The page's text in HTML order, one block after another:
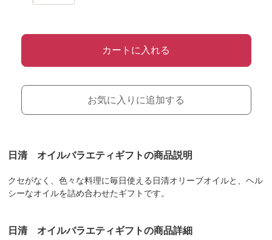
カートに入れる
お気に入りに追加する
日清 オイルバラエティギフトの商品説明
クセがなく、色々な料理に毎日使える日清オリーブオイルと、ヘル
シーなオイルを詰め合わせたギフトです。
日清 オイルバラエティギフトの商品詳細